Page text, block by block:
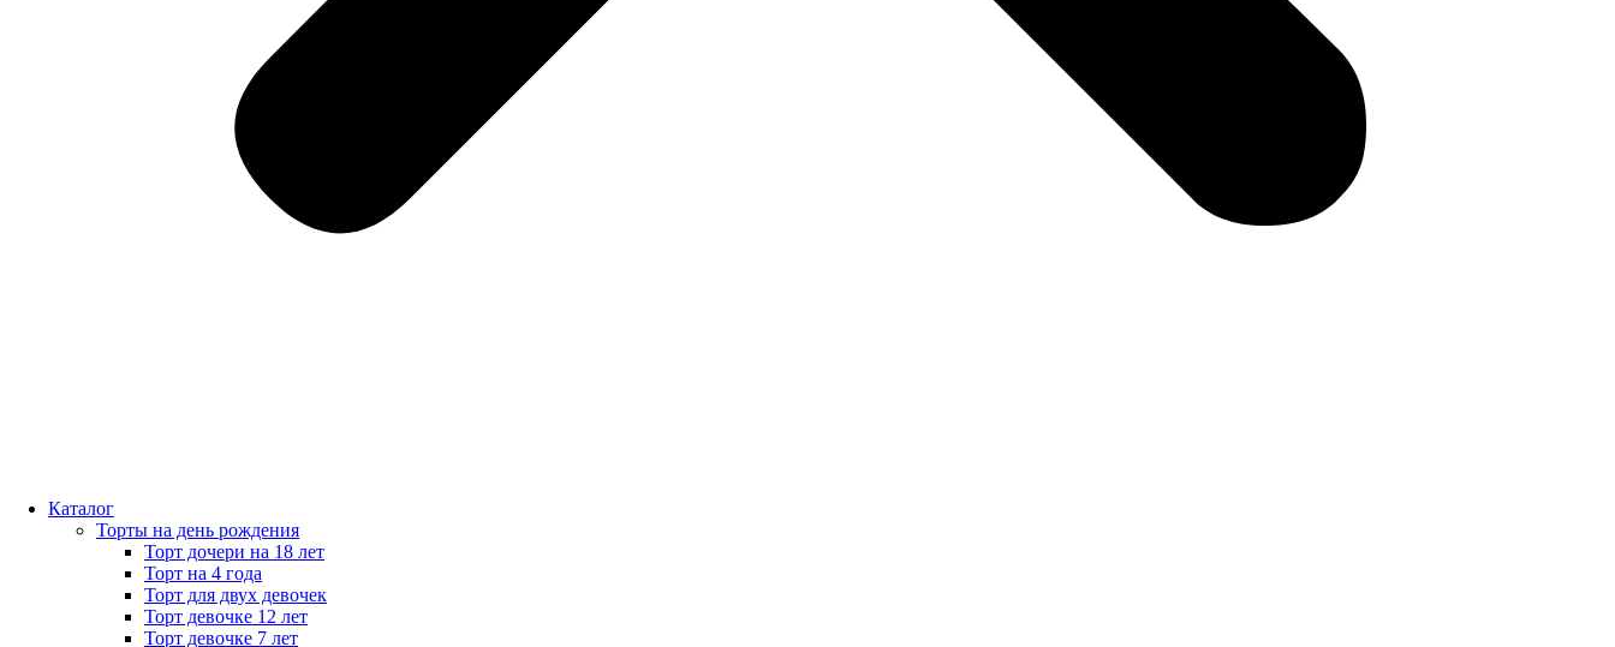
Каталог
Торты на день рождения
Торт дочери на 18 лет
Торт на 4 года
Торт для двух девочек
Торт девочке 12 лет
Торт девочке 7 лет